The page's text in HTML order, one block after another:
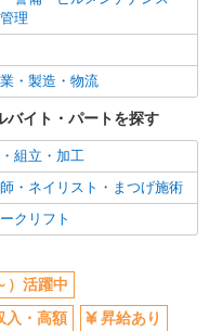
理
・製造・物流
バイト・パートを探す
組立・加工
・ネイリスト・まつげ施術
クリフト
）活躍中
入・高額
昇給あり